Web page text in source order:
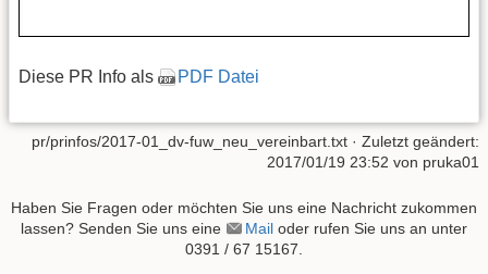
Diese PR Info als PDF Datei
pr/prinfos/2017-01_dv-fuw_neu_vereinbart.txt · Zuletzt geändert:
2017/01/19 23:52 von pruka01
Haben Sie Fragen oder möchten Sie uns eine Nachricht zukommen
lassen? Senden Sie uns eine
Mail oder rufen Sie uns an unter
0391 / 67 15167.